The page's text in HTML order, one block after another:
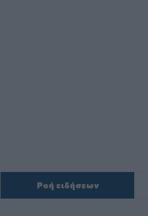
Ροή ειδήσεων